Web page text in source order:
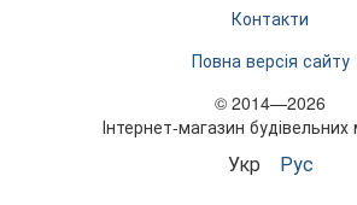
Контакти
Повна версія сайту
© 2014—2026
Інтернет-магазин будівельних
Укр Рус